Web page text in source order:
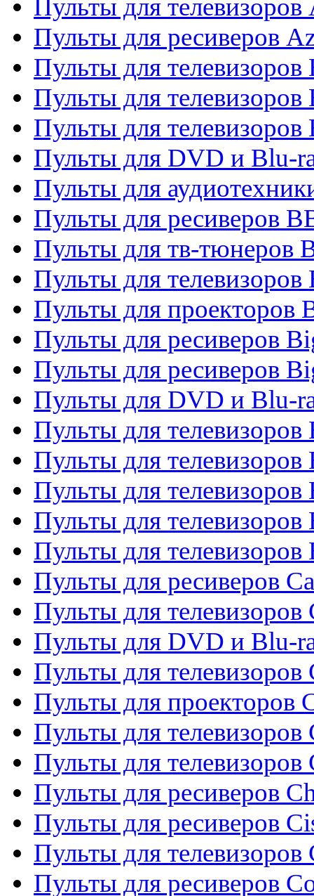
Пульты для телевизоров
Пульты для ресиверов
Пульты для
Пульты для
Пульты для
Пульты для DVD и Blu-
Пульты для
Пульты для ресиверов
Пульты для тв-тюнеров
Пульты для телевизоров
Пульты для проекторов
Пульты для ресиверов
Пульты для ресиверов
Пульты для DVD и Blu-
Пульты для телевизоров
Пульты для телевизоров
Пульты для телевизоров
Пульты для телевизоров
Пульты для телевизоров
Пульты для ресиверов
Пульты для телевизоров
Пульты для DVD и Blu-
Пульты для телевизоров
Пульты для проекторов
Пульты для телевизоров
Пульты для телевизоров
Пульты для ресиверов
Пульты для ресиверов
Пульты для телевизоров
Пульты для ресиверов